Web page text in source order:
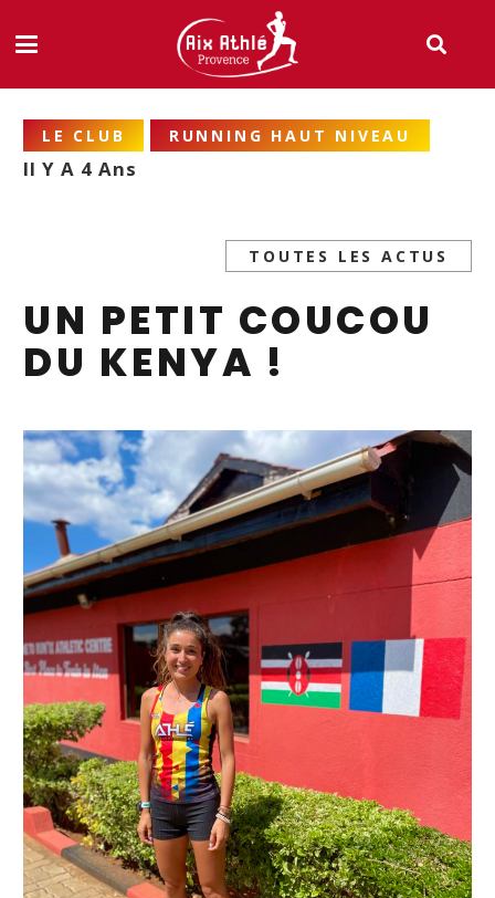
LE CLUB RUNNING HAUT NIVEAU
Il Y A 4 Ans
TOUTES LES ACTUS
UN PETIT COUCOU
DU KENYA !